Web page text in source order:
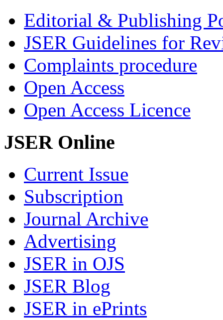
Editorial & Publishing
JSER Guidelines for
Complaints procedure
Open Access
Open Access Licence
JSER Online
Current Issue
Subscription
Journal Archive
Advertising
JSER in OJS
JSER Blog
JSER in ePrints